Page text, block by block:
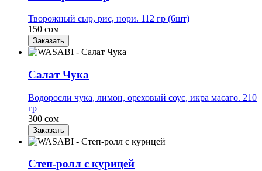
Творожный сыр, рис, нори. 112 гр (6шт)
150 сом
Заказать
Салат Чука
Водоросли чука, лимон, ореховый соус, икра масаго. 210
гр
300 сом
Заказать
Степ-ролл с курицей